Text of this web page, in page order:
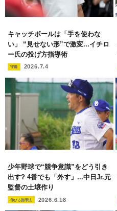
キャッチボールは「手を使わな
い」 “見せない形”で激変...イチロ
ー氏の投げ方指導術
守備 2026.7.4
少年野球で“競争意識”をどう引き
出す? 4番でも「外す」...中日Jr.元
監督の土壌作り
伸びる指導法 2026.6.18